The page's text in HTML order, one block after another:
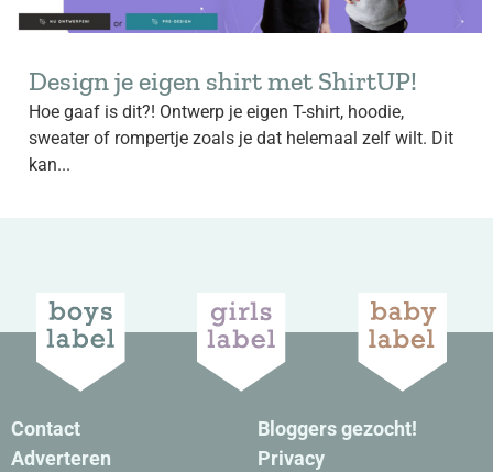
Design je eigen shirt met ShirtUP!
Hoe gaaf is dit?! Ontwerp je eigen T-shirt, hoodie,
sweater of rompertje zoals je dat helemaal zelf wilt. Dit
kan...
Contact
Adverteren
Bloggers gezocht!
Privacy